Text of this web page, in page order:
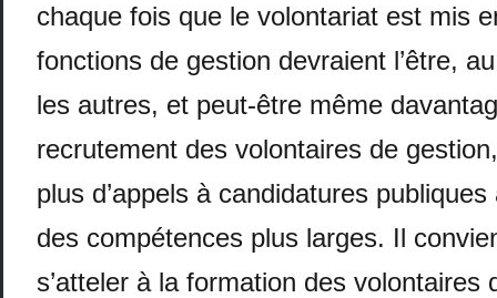
chaque fois que le volontariat est mis
fonctions de gestion devraient l’être,
les autres, et peut-être même
recrutement des volontaires de
plus d’appels à candidatures
des compétences plus larges. Il
s’atteler à la formation des volontaires